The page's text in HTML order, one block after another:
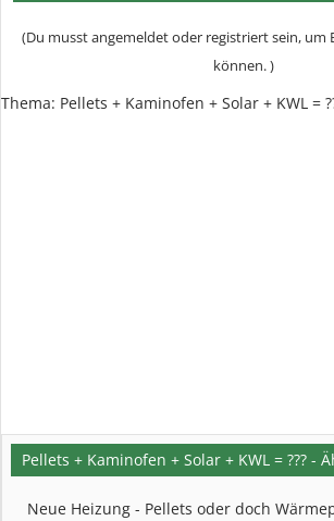
(Du musst angemeldet oder registriert sein, um
können. )
Thema: Pellets + Kaminofen + Solar + KWL =
Pellets + Kaminofen + Solar + KWL = ??? -
Neue Heizung - Pellets oder doch